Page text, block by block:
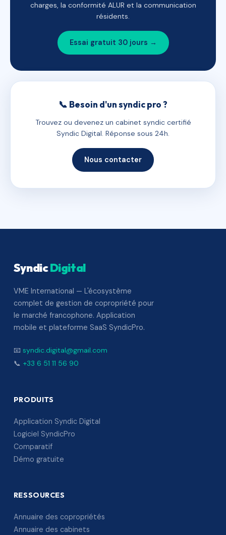
charges, la conformité ALUR et la communication
résidents.
Essai gratuit 30 jours →
📞 Besoin d'un syndic pro ?
Trouvez ou devenez un cabinet syndic certifié
Syndic Digital. Réponse sous 24h.
Nous contacter
SyndicDigital
VME International — L'écosystème
complet de gestion de copropriété pour
le marché francophone. Application
mobile et plateforme SaaS SyndicPro.
📧 syndic.digital@gmail.com
📞 +33 6 51 11 56 90
PRODUITS
Application Syndic Digital
Logiciel SyndicPro
Comparatif
Démo gratuite
RESSOURCES
Annuaire des copropriétés
Annuaire des cabinets